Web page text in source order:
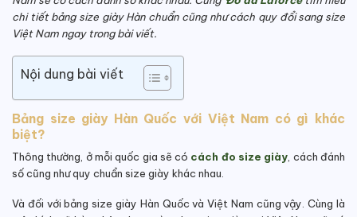
chi tiết bảng size giày Hàn chuẩn cũng như cách quy đổi sang size
Việt Nam ngay trong bài viết.
Nội dung bài viết
Bảng size giày Hàn Quốc với Việt Nam có gì khác
biệt?
Thông thường, ở mỗi quốc gia sẽ có cách đo size giày , cách đánh
số cũng như quy chuẩn size giày khác nhau.
Và đối với bảng size giày Hàn Quốc và Việt Nam cũng vậy. Cùng là